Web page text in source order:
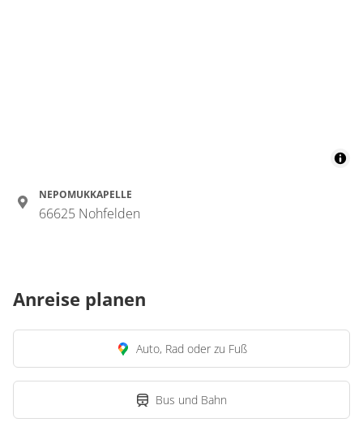
NEPOMUKKAPELLE
66625 Nohfelden
Anreise planen
Auto, Rad oder zu Fuß
Bus und Bahn